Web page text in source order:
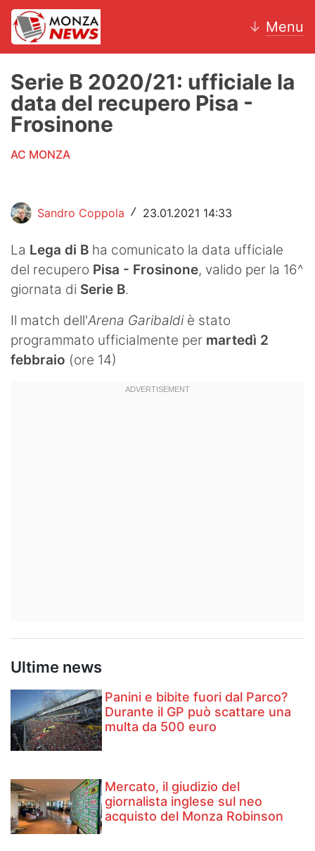
↓ Menu
News
AC Monza
Motori
Volley
Hockey
Hockey
Pallanuoto
Serie B 2020/21: ufficiale la
data del recupero Pisa -
Frosinone
AC MONZA
Sandro Coppola / 23.01.2021 14:33
La Lega di B ha comunicato la data ufficiale
del recupero Pisa - Frosinone, valido per la 16^
giornata di Serie B.
Il match dell'Arena Garibaldiè stato
programmato ufficialmente per martedì 2
febbraio (ore 14)
Ultime news
Panini e bibite fuori dal Parco?
Durante il GP può scattare una
multa da 500 euro
Mercato, il giudizio del
giornalista inglese sul neo
acquisto del Monza Robinson